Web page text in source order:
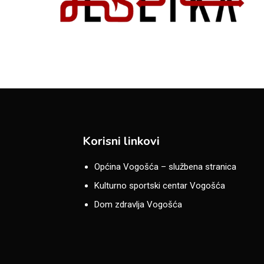
Korisni linkovi
Općina Vogošća – službena stranica
Kulturno sportski centar Vogošća
Dom zdravlja Vogošća